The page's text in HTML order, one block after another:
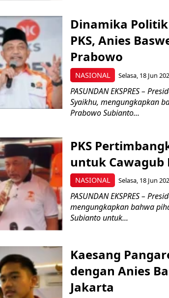
NASIONAL
Dinamika
PKS, Anies
Prabowo
Selasa, 18 Jun
PASUNDAN EKSPRES –
Syaikhu, mengungkapkan
Prabowo Subianto...
NASIONAL
PKS
untuk Cawagub
Selasa, 18 Jun
PASUNDAN EKSPRES –
mengungkapkan bahwa
Subianto untuk...
Kaesang
dengan Anies
Jakarta